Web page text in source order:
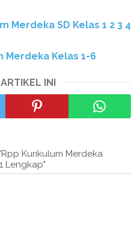
Merdeka SD Kelas 1 2 3 4
Merdeka Kelas 1-6
INI
Kurikulum Merdeka
Lengkap"